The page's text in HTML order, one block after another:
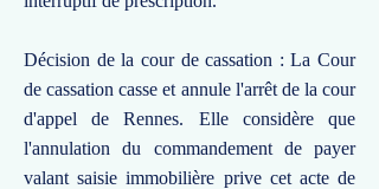
Décision de la cour de cassation : La Cour
de cassation casse et annule l'arrêt de la cour
d'appel de Rennes. Elle considère que
l'annulation du commandement de payer
valant saisie immobilière prive cet acte de